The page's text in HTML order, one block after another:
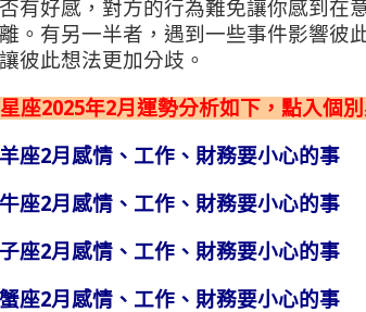
有好感，對方的行為難免讓你感到在
。有另一半者，遇到一些事件影響彼
彼此想法更加分歧。
座2025年2月運勢分析如下，點入個
座2月感情、工作、財務要小心的事
座2月感情、工作、財務要小心的事
座2月感情、工作、財務要小心的事
座2月感情、工作、財務要小心的事